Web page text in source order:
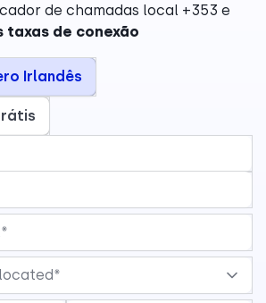
de chamadas local +353 e
taxas de conexão
Irlandês